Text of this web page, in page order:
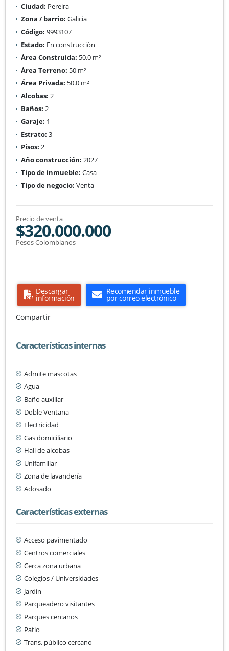
Ciudad: Pereira
Zona / barrio: Galicia
Código: 9993107
Estado: En construcción
Área Construida: 50.0 m²
Área Terreno: 50 m²
Área Privada: 50.0 m²
Alcobas: 2
Baños: 2
Garaje: 1
Estrato: 3
Pisos: 2
Año construcción: 2027
Tipo de inmueble: Casa
Tipo de negocio: Venta
Precio de venta
$320.000.000
Pesos Colombianos
Descargar
información
Recomendar inmueble
por correo electrónico
Compartir
Características internas
Admite mascotas
Agua
Baño auxiliar
Doble Ventana
Electricidad
Gas domiciliario
Hall de alcobas
Unifamiliar
Zona de lavandería
Adosado
Características externas
Acceso pavimentado
Centros comerciales
Cerca zona urbana
Colegios / Universidades
Jardín
Parqueadero visitantes
Parques cercanos
Patio
Trans. público cercano